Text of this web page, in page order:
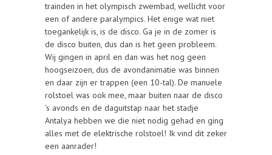
trainden in het olympisch zwembad, wellicht voor
een of andere paralympics. Het enige wat niet
toegankelijk is, is de disco. Ga je in de zomer is
de disco buiten, dus dan is het geen probleem.
Wij gingen in april en dan was het nog geen
hoogseizoen, dus de avondanimatie was binnen
en daar zijn er trappen (een 10-tal). De manuele
rolstoel was ook mee, maar buiten naar de disco
's avonds en de daguitstap naar het stadje
Antalya hebben we die niet nodig gehad en ging
alles met de elektrische rolstoel! Ik vind dit zeker
een aanrader!